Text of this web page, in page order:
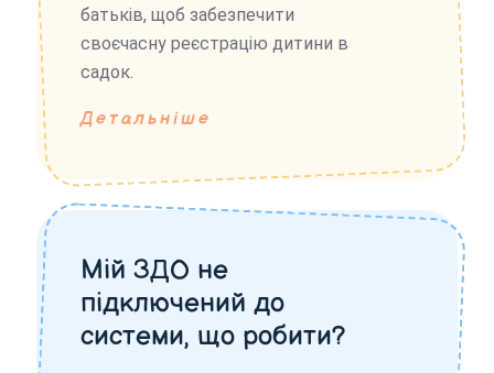
батьків, щоб забезпечити
своєчасну реєстрацію дитини в
садок.
Детальніше
Мій ЗДО не
підключений до
системи, що робити?